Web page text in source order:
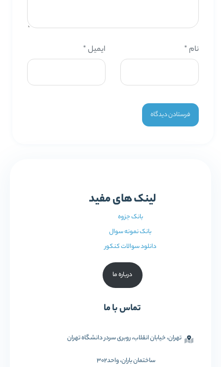
نام * ایمیل*
لینک های مفید
بانک جزوه
بانک نمونه سوال
دانلود سوالات کنکور
درباره ما
تماس با ما
تهران، خیابان انقلاب، روبری سردر دانشگاه تهران
ساختمان باران، واحد302